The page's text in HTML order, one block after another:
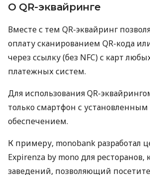
О QR-эквайринге
Вместе с тем QR-эквайринг
оплату сканированием QR-кода
через ссылку (без NFC) с карт
платежных систем.
Для использования QR-
только смартфон с
обеспечением.
К примеру, monobank разработал
Expirenza by mono для ресторанов,
заведений, позволяющий